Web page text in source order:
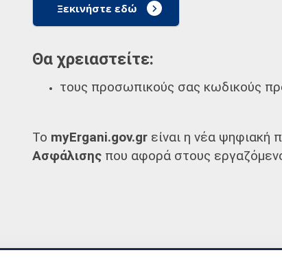
Ξεκινήστε εδώ
Θα χρειαστείτε:
τους προσωπικούς σας κωδικούς
Το myErgani.gov.gr είναι η νέα
Ασφάλισης που αφορά στους